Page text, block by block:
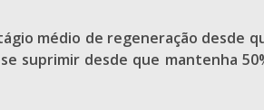
médio de regeneração desde
suprimir desde que mantenha